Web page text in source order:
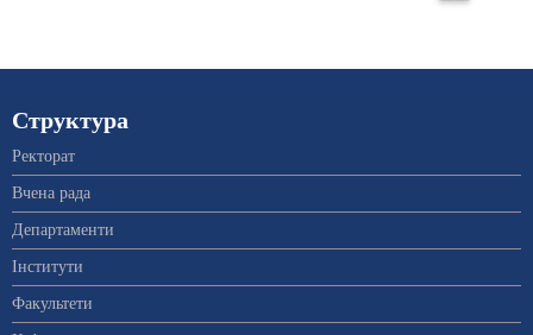
Структура
Ректорат
Вчена рада
Департаменти
Інститути
Факультети